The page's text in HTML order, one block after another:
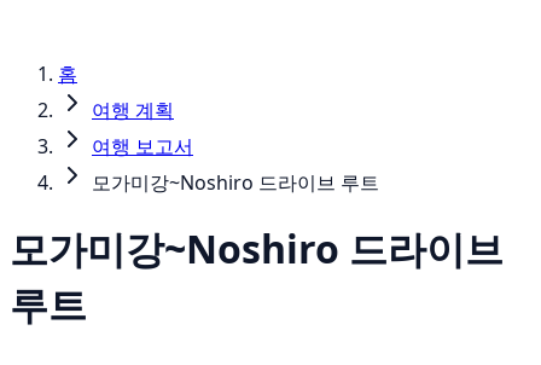
홈
여행 계획
여행 보고서
모가미강~Noshiro 드라이브 루트
모가미강~Noshiro 드라이브
루트